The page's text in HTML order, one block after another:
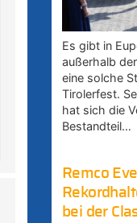
Es gibt in
außerhalb
eine solche
Tirolerfest.
hat sich die
Bestandteil…
Remco
bei der